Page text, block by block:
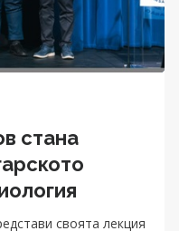
стана
своята лекция